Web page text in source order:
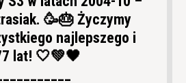
🥳🎂 Życzymy
najlepszego i
lat! 🤍💚🖤